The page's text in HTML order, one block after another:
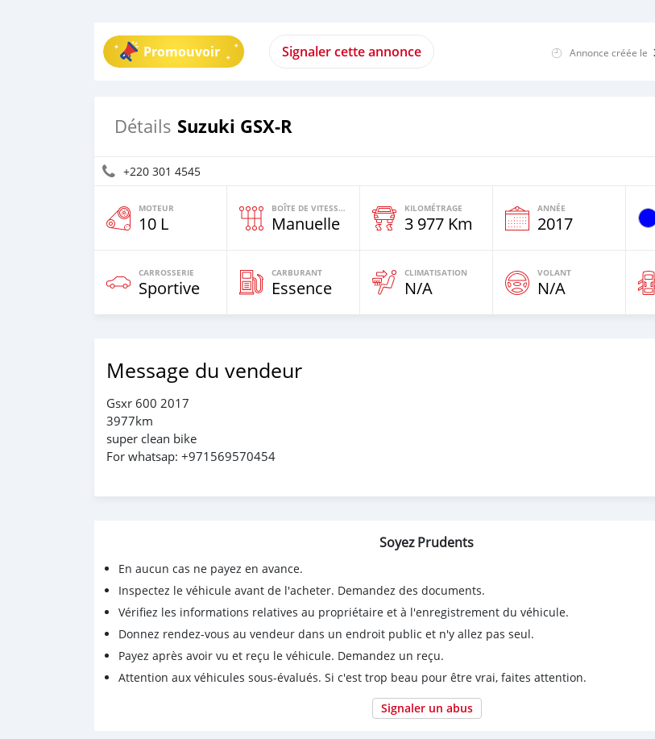
Promouvoir Signaler cette annonce Annonce créée le
Détails Suzuki GSX-R
+220 301 4545
MOTEUR
10 L
BOÎTE DE VITESSES
Manuelle
KILOMÉTRAGE
3 977 Km
ANNÉE
2017
CARROSSERIE
Sportive
CARBURANT
Essence
CLIMATISATION
N/A
VOLANT
N/A
Message du vendeur
Gsxr 600 2017
3977km
super clean bike
For whatsap: +971569570454
Soyez Prudents
En aucun cas ne payez en avance.
Inspectez le véhicule avant de l'acheter. Demandez des documents.
Vérifiez les informations relatives au propriétaire et à l'enregistrement du véhicule.
Donnez rendez-vous au vendeur dans un endroit public et n'y allez pas seul.
Payez après avoir vu et reçu le véhicule. Demandez un reçu.
Attention aux véhicules sous-évalués. Si c'est trop beau pour être vrai, faites attention.
Signaler un abus